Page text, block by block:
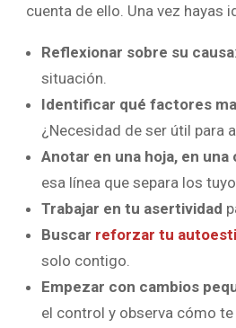
cuenta de ello. Una vez
Reflexionar sobre su causa
situación.
Identificar qué factores
¿Necesidad de ser útil para
Anotar en una hoja, en
esa línea que separa los
Trabajar en tu asertividad
Buscar reforzar tu
solo contigo.
Empezar con cambios
el control y observa cómo te